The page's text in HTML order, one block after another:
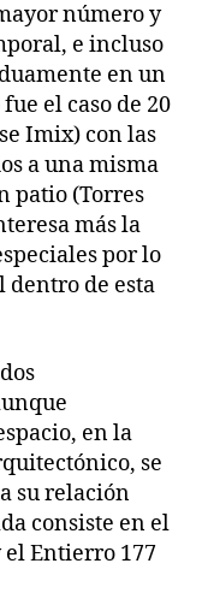
número y
e incluso
en un
el caso de 20
Imix) con las
a una misma
patio (Torres
más la
por lo
de esta
en la
se
su relación
consiste en el
Entierro 177